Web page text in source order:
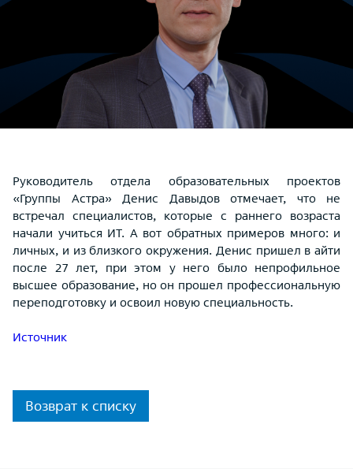
Руководитель отдела образовательных проектов
«Группы Астра» Денис Давыдов отмечает, что не
встречал специалистов, которые с раннего возраста
начали учиться ИТ. А вот обратных примеров много: и
личных, и из близкого окружения. Денис пришел в айти
после 27 лет, при этом у него было непрофильное
высшее образование, но он прошел профессиональную
переподготовку и освоил новую специальность.
Источник
Возврат к списку